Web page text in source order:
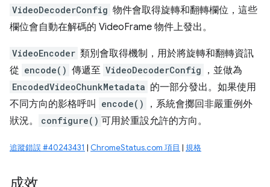
VideoDecoderConfig 物件會取得旋轉和翻轉欄位，這些
欄位會自動在解碼的 VideoFrame 物件上發出。
VideoEncoder 類別會取得機制，用於將旋轉和翻轉資訊
從 encode() 傳遞至 VideoDecoderConfig ，並做為
EncodedVideoChunkMetadata 的一部分發出。如果使用
不同方向的影格呼叫
encode()
，系統會擲回非嚴重例外
狀況。
configure() 可用於重設允許的方向。
追蹤錯誤 #40243431 | ChromeStatus.com 項目 | 規格
成效